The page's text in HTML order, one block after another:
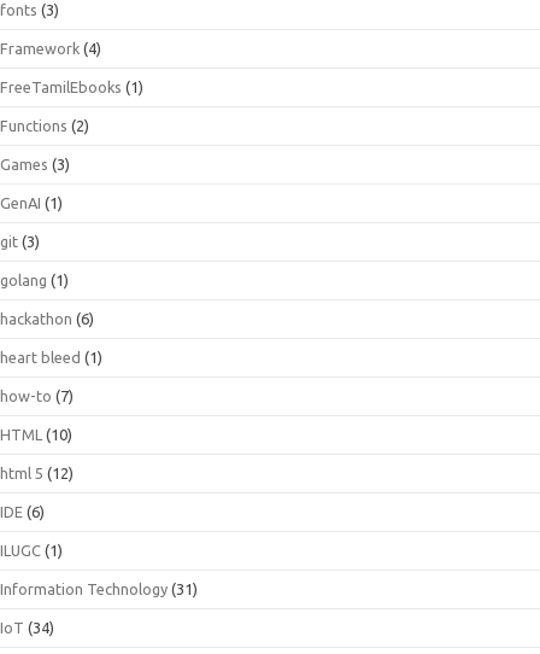
fonts (3)
Framework (4)
FreeTamilEbooks (1)
Functions (2)
Games (3)
GenAI (1)
git (3)
golang (1)
hackathon (6)
heart bleed (1)
how-to (7)
HTML (10)
html 5 (12)
IDE (6)
ILUGC (1)
Information Technology (31)
IoT (34)